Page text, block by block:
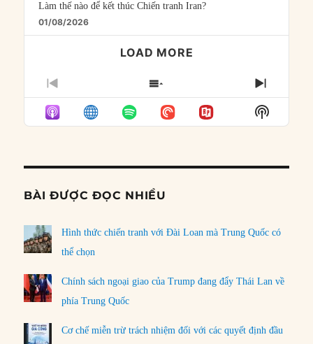
Làm thế nào để kết thúc Chiến tranh Iran?
01/08/2026
LOAD MORE
PREVIOUS
EPISODE
SHOW
EPISODES
LIST
NEXT
Show
Podcast
BÀI ĐƯỢC ĐỌC NHIỀU
Hình thức chiến tranh với Đài Loan mà Trung Quốc có
thể chọn
Chính sách ngoại giao của Trump đang đẩy Thái Lan về
phía Trung Quốc
Cơ chế miễn trừ trách nhiệm đối với các quyết định đầu